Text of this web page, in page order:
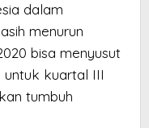
dalam
menurun
bisa menyusut
untuk kuartal III
tumbuh